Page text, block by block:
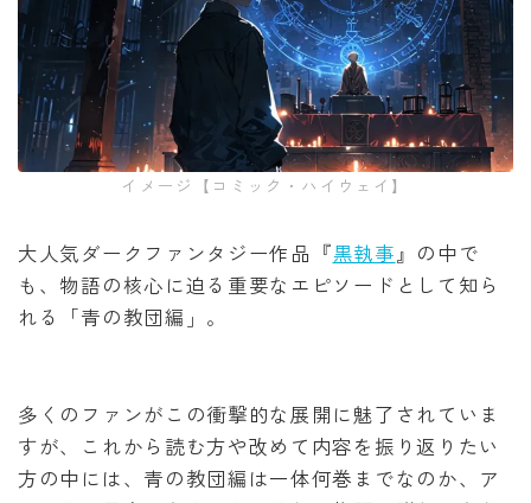
葬送のフリーレン
みいちゃんと山田さん
作戦名は純情
枯れた花に涙を
よくある令嬢転生だと思ったのに
黒執事
イメージ【コミック・ハイウェイ】
大人気ダークファンタジー作品『黒執事 』の中で
も、物語の核心に迫る重要なエピソードとして知ら
れる「青の教団編」。
多くのファンがこの衝撃的な展開に魅了されていま
すが、これから読む方や改めて内容を振り返りたい
方の中には、青の教団編は一体何巻までなのか、ア